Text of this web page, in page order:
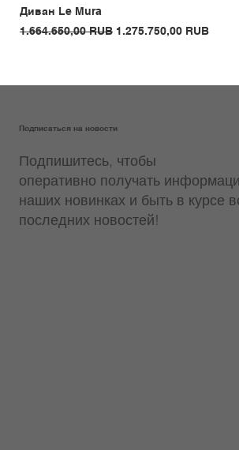
Диван Le Mura
Обычная цена
1.664.650,00 RUB Цена со скидкой
1.275.750,00 RUB
Подписаться на новости
Подпишитесь, чтобы
оперативно получать
наших новинках и быть в курсе
последних новостей!